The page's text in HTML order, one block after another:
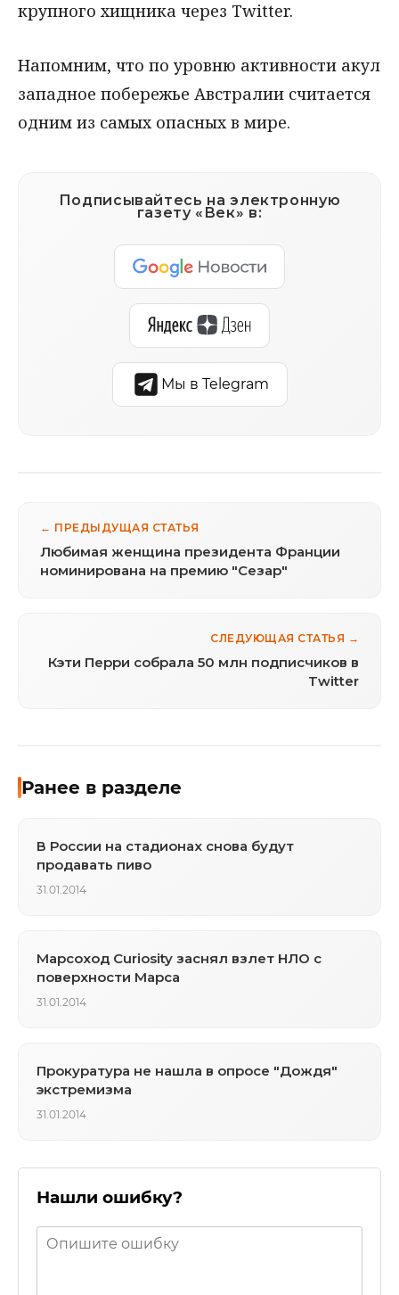
крупного хищника через Twitter.
Напомним, что по уровню активности акул
западное побережье Австралии считается
одним из самых опасных в мире.
Подписывайтесь на электронную
газету «Век» в:
Мы в Telegram
← ПРЕДЫДУЩАЯ СТАТЬЯ
Любимая женщина президента Франции
номинирована на премию "Сезар"
СЛЕДУЮЩАЯ СТАТЬЯ →
Кэти Перри собрала 50 млн подписчиков в
Twitter
Ранее в разделе
В России на стадионах снова будут
продавать пиво
31.01.2014
Марсоход Curiosity заснял взлет НЛО с
поверхности Марса
31.01.2014
Прокуратура не нашла в опросе "Дождя"
экстремизма
31.01.2014
Нашли ошибку?